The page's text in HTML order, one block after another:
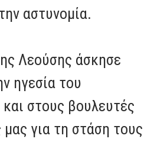
αστυνομία.
Λεούσης άσκησε
ηγεσία του
στους βουλευτές
μας για τη στάση τους